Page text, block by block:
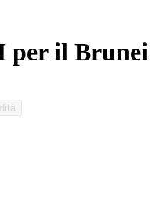
per il Brunei